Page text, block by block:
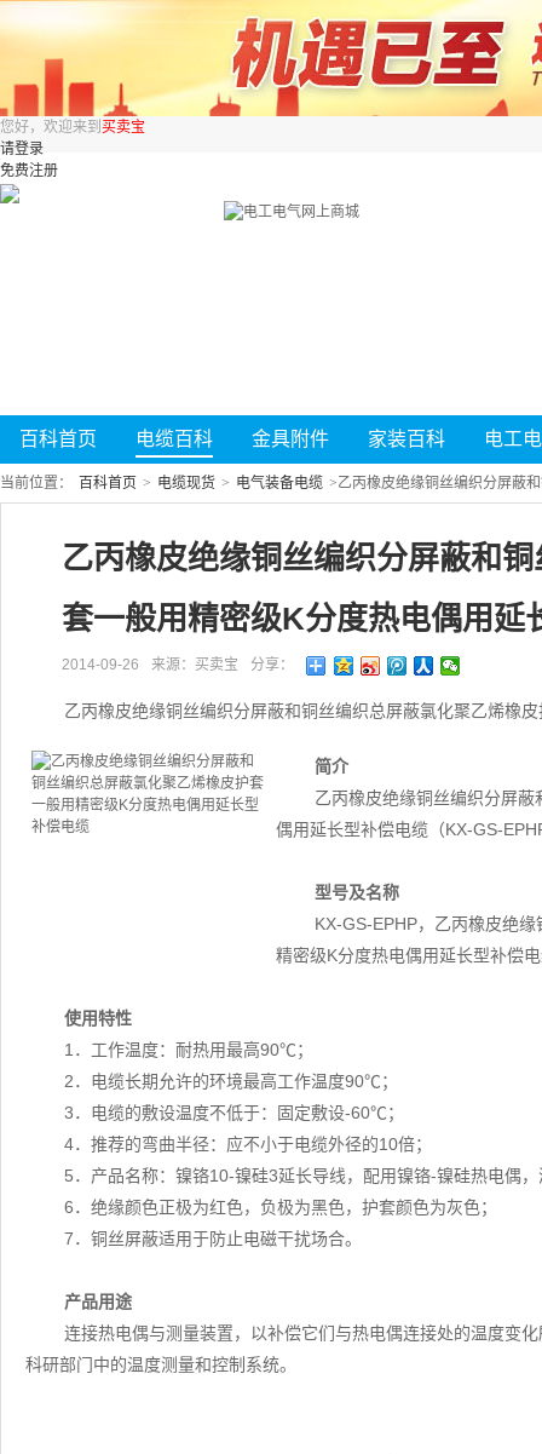
您好，欢迎来到 买卖宝
请登录
免费注册
百科首页 电缆百科 金具附件 家装百科 电工
当前位置： 百科首页 > 电缆现货 > 电气装备电缆 >乙丙橡皮绝缘铜丝编织分屏蔽
乙丙橡皮绝缘铜丝编织分屏蔽和
套一般用精密级K分度热电偶用延
2014-09-26 来源：买卖宝 分享：
乙丙橡皮绝缘铜丝编织分屏蔽和铜丝编织总屏蔽氯化聚乙烯橡
简介
乙丙橡皮绝缘铜丝编织分屏
偶用延长型补偿电缆（KX-GS-
型号及名称
KX-GS-EPHP，乙丙橡皮绝
精密级K分度热电偶用延长型补偿
使用特性
1．工作温度：耐热用最高90℃；
2．电缆长期允许的环境最高工作温度90℃；
3．电缆的敷设温度不低于：固定敷设-60℃；
4．推荐的弯曲半径：应不小于电缆外径的10倍；
5．产品名称：镍铬10-镍硅3延长导线，配用镍铬-镍硅热电偶
6．绝缘颜色正极为红色，负极为黑色，护套颜色为灰色；
7．铜丝屏蔽适用于防止电磁干扰场合。
产品用途
连接热电偶与测量装置，以补偿它们与热电偶连接处的温度变
科研部门中的温度测量和控制系统。